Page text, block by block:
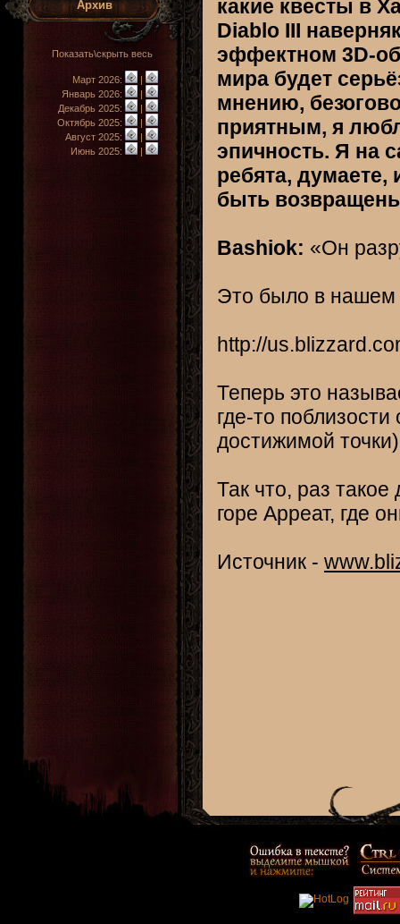
Архив
Показать\скрыть весь
Март 2026:
|
Январь 2026:
|
Декабрь 2025:
|
Октябрь 2025:
|
Август 2025:
|
Июнь 2025:
|
какие квесты в
Diablo III
эффектном 3D-
мира будет
мнению,
приятным, я
эпичность. Я на
ребята,
быть
Bashiok: «Он
Это было в нашем
http://
Теперь это
где-то
достижимой
Так что, раз
горе Арреат, где
Источник -